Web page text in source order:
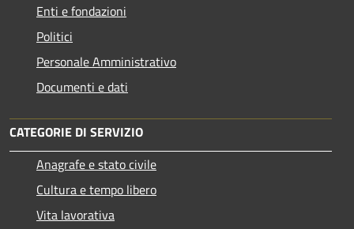
Enti e fondazioni
Politici
Personale Amministrativo
Documenti e dati
CATEGORIE DI SERVIZIO
Anagrafe e stato civile
Cultura e tempo libero
Vita lavorativa